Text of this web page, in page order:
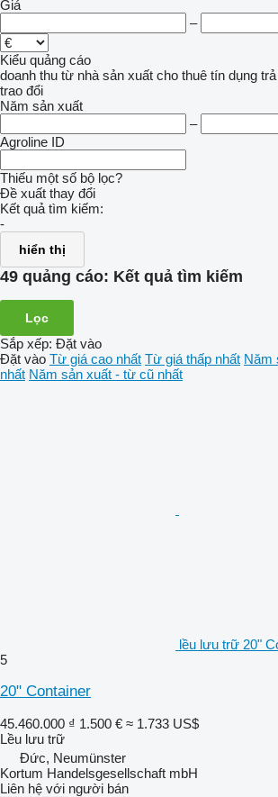
Giá
–
Kiểu quảng cáo
doanh thu từ nhà sản xuất cho thuê tín dụng
trao đổi
Năm sản xuất
–
Agroline ID
Thiếu một số bộ lọc?
Đề xuất thay đổi
Kết quả tìm kiếm:
-
hiển thị
49 quảng cáo: Kết quả tìm kiếm
Lọc
Sắp xếp: Đặt vào
Đặt vào Từ giá cao nhất Từ giá thấp nhất Năm
nhất Năm sản xuất - từ cũ nhất
lều lưu trữ 20"
5
20" Container
45.460.000 ₫ 1.500 € ≈ 1.733 US$
Lều lưu trữ
Đức, Neumünster
Kortum Handelsgesellschaft mbH
Liên hệ với người bán